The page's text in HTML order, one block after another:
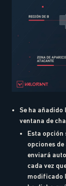
Se ha
ventana de
Esta opción
opciones
enviará
cada vez
modificado